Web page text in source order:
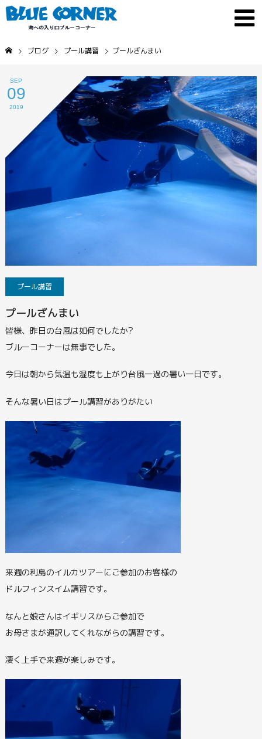
ブログ プール講習 プールざんまい
SEP
09
2019
プール講習
プールざんまい
皆様、昨日の台風は如何でしたか?
ブルーコーナーは無事でした。
今日は朝から気温も湿度も上がり台風一過の暑い一日です。
そんな暑い日はプール講習がありがたい
来週の利島のイルカツアーにご参加のお客様の
ドルフィンスイム講習です。
なんと娘さんはイギリスからご参加で
お母さまが通訳してくれながらの講習です。
凄く上手で来週が楽しみです。